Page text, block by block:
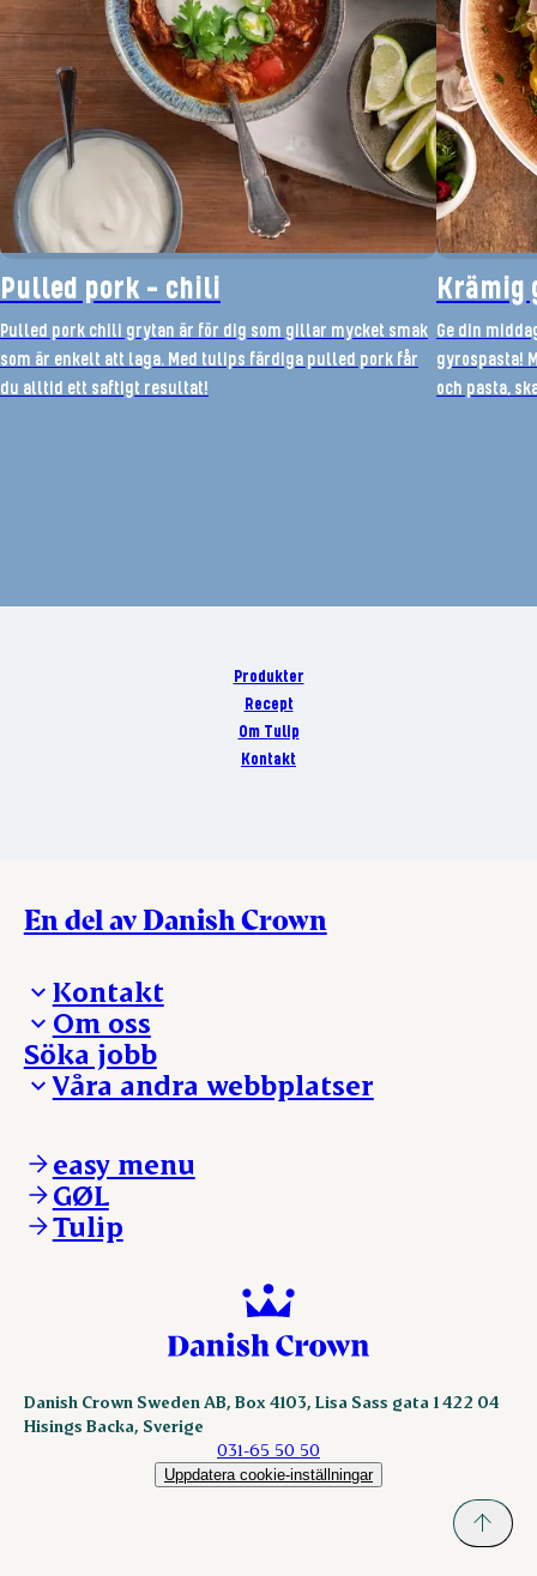
Pulled pork - chili
Pulled pork chili grytan är för dig som gillar mycket smak
som är enkelt att laga. Med tulips färdiga pulled pork får
du alltid ett saftigt resultat!
Krämig
Ge din
gyrospasta!
och pasta,
Produkter
Recept
Om Tulip
Kontakt
En del av Danish Crown
Kontakt
Presskontakt – För dig som är journalist
Reklamation
Visselblåsning
Om oss
Vi tar ledningen
Våra ställen
Söka jobb
Våra andra webbplatser
ESS-FOOD.com
KLS.se
nordicspoor.com
easy menu
GØL
Tulip
Danish Crown Sweden AB, Box 4103, Lisa Sass gata 1 422 04
Hisings Backa, Sverige
031-65 50 50
Uppdatera cookie-inställningar